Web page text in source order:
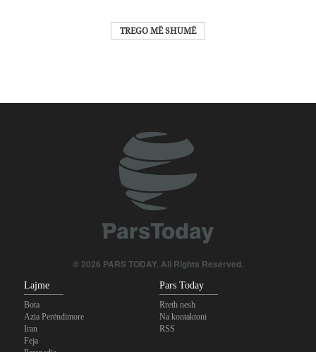
TREGO MË SHUMË
© 2026 PARS TODAY. All Rights Reserved.
Lajme
Bota
Azia Perëndimore
Iran
Feja
Pars Today
Rreth nesh
Na kontaktoni
RSS